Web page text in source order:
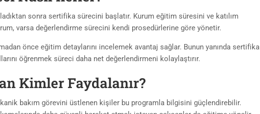
sonra sertifika sürecini başlatır. Kurum eğitim süresini ve katılım
varsa değerlendirme sürecini kendi prosedürlerine göre yönetir.
önce eğitim detaylarını incelemek avantaj sağlar. Bunun yanında sertifika
öğrenmek süreci daha net değerlendirmeni kolaylaştırır.
Kimler Faydalanır?
bakım görevini üstlenen kişiler bu programla bilgisini güçlendirebilir.